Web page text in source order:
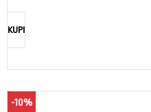
KUPI
-10%